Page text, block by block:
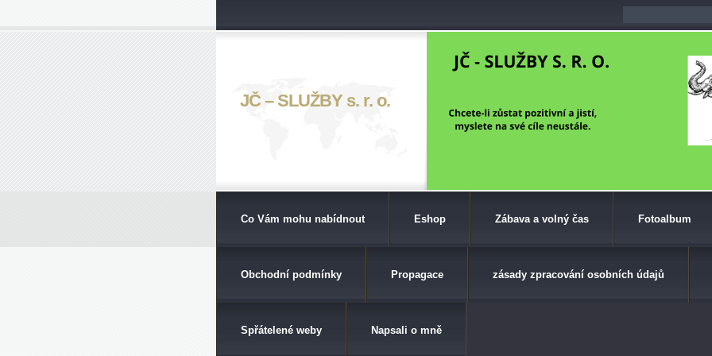
JČ – SLUŽBY s. r. o.
Co Vám mohu nabídnout Eshop Zábava a volný čas Fotoalbum
Obchodní podmínky Propagace zásady zpracování osobních údajů
Spřátelené weby Napsali o mně